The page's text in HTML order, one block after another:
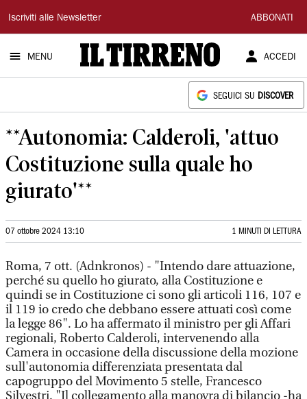
Il
Tirreno
Iscriviti alle Newsletter ABBONATI
MENU ACCEDI
SEGUICI SU DISCOVER
**Autonomia: Calderoli, 'attuo
Costituzione sulla quale ho
giurato'**
07 ottobre 2024 13:10 1 MINUTI DI LETTURA
Roma, 7 ott. (Adnkronos) - "Intendo dare attuazione,
perché su quello ho giurato, alla Costituzione e
quindi se in Costituzione ci sono gli articoli 116, 107 e
il 119 io credo che debbano essere attuati così come
la legge 86". Lo ha affermato il ministro per gli Affari
regionali, Roberto Calderoli, intervenendo alla
Camera in occasione della discussione della mozione
sull'autonomia differenziata presentata dal
capogruppo del Movimento 5 stelle, Francesco
Silvestri. "Il collegamento alla manovra di bilancio -ha